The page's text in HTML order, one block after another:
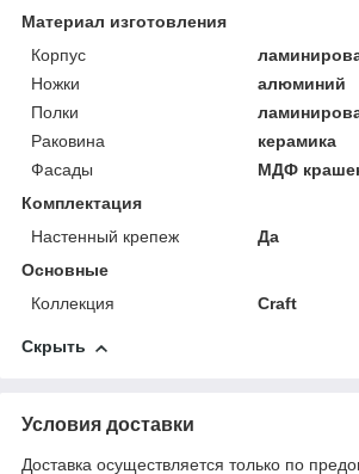
Материал изготовления
Корпус
Ножки
алюминий
Полки
Раковина
керамика
Фасады
МДФ
Комплектация
Настенный крепеж
Да
Основные
Коллекция
Craft
Скрыть
Условия доставки
Доставка осуществляется только по